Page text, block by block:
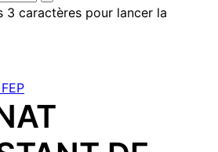
3 caractères pour lancer la